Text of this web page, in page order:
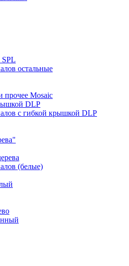
SPL
остальные
прочее Mosaic
DLP
с гибкой крышкой DLP
(белые)